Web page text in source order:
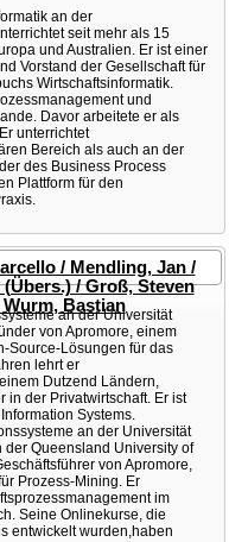
an der
seit mehr als 15
und Australien. Er ist einer
Vorstand der Gesellschaft für
Wirtschaftsinformatik.
und
Davor arbeitete er als
unterrichtet
Bereich als auch an der
des Business Process
Plattform für den
/ Mendling, Jan /
/ Groß, Steven
Bastian
an der Universität
von Apromore, einem
Source-Lösungen für das
lehrt er
Dutzend Ländern,
in der Privatwirtschaft. Er ist
Systems.
an der Universität
der Queensland University of
von Apromore,
Prozess-Mining. Er
im
Seine Onlinekurse, die
entwickelt wurden,haben